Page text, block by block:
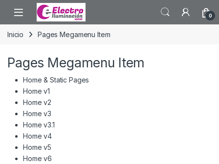
Saltar a la navegación
Saltar al contenido
0
Inicio Pages Megamenu Item
Pages Megamenu Item
Home & Static Pages
Home v1
Home v2
Home v3
Home v3.1
Home v4
Home v5
Home v6